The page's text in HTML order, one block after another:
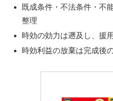
既成条件・不法条件・不
整理
時効の効力は遡及し、援
時効利益の放棄は完成後